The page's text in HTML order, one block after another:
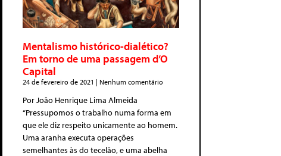
Mentalismo histórico-dialético?
Em torno de uma passagem d’O
Capital
24 de fevereiro de 2021 Nenhum comentário
Por João Henrique Lima Almeida
“Pressupomos o trabalho numa forma em
que ele diz respeito unicamente ao homem.
Uma aranha executa operações
semelhantes às do tecelão, e uma abelha